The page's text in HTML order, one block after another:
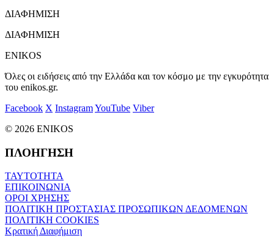
ΔΙΑΦΗΜΙΣΗ
ΔΙΑΦΗΜΙΣΗ
ENIKOS
Όλες οι ειδήσεις από την Ελλάδα και τον κόσμο με την εγκυρότητα
του enikos.gr.
Facebook X InstagramYouTube Viber
© 2026 ENIKOS
ΠΛΟΗΓΗΣΗ
ΤΑΥΤΟΤΗΤΑ
ΕΠΙΚΟΙΝΩΝΙΑ
ΟΡΟΙ ΧΡΗΣΗΣ
ΠΟΛΙΤΙΚΗ ΠΡΟΣΤΑΣΙΑΣ ΠΡΟΣΩΠΙΚΩΝ ΔΕΔΟΜΕΝΩΝ
ΠΟΛΙΤΙΚΗ COOKIES
Κρατική Διαφήμιση